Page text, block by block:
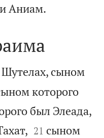
Аниам.
сыном
которого
был Элеада,


21 сыном